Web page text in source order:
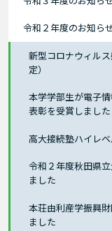
令和２年度のお知ら
新型コロナウィル
定）
本学学部生が電子
表彰を受賞しました
高大接続塾ハイレ
令和２年度秋田県
ました
本荘由利産学振興
ました